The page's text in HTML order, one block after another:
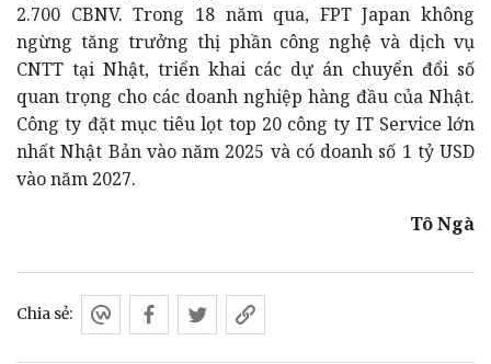
2.700 CBNV. Trong 18 năm qua, FPT Japan không
ngừng tăng trưởng thị phần công nghệ và dịch vụ
CNTT tại Nhật, triển khai các dự án chuyển đổi số
quan trọng cho các doanh nghiệp hàng đầu của Nhật.
Công ty đặt mục tiêu lọt top 20 công ty IT Service lớn
nhất Nhật Bản vào năm 2025 và có doanh số 1 tỷ USD
vào năm 2027.
Tô Ngà
Chia sẻ: